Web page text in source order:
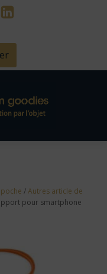
/Autres article de
pour smartphone